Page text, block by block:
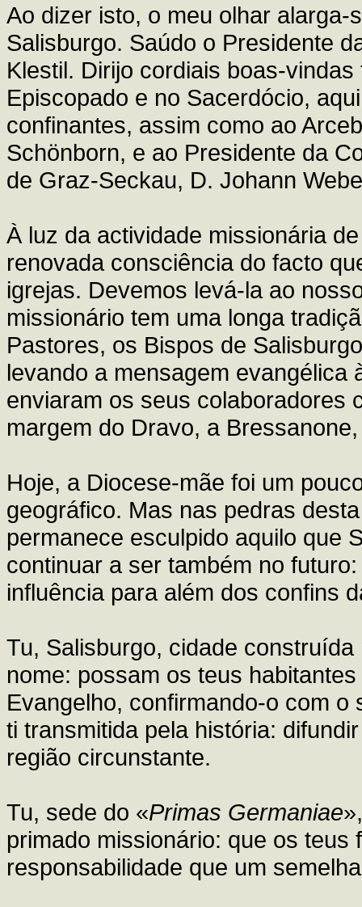
Ao dizer isto, o meu olhar
Salisburgo. Saúdo o Presidente
Klestil. Dirijo cordiais boas-
Episcopado e no Sacerdócio,
confinantes, assim como ao
Schönborn, e ao Presidente da
de Graz-Seckau, D. Johann
À luz da actividade missionária
renovada consciência do facto
igrejas. Devemos levá-la ao
missionário tem uma longa
Pastores, os Bispos de
levando a mensagem evangélica
enviaram os seus colaboradores
margem do Dravo, a
Hoje, a Diocese-mãe foi um
geográfico. Mas nas pedras
permanece esculpido aquilo que
continuar a ser também no
influência para além dos confins
Tu, Salisburgo, cidade
nome: possam os teus
Evangelho, confirmando-o com
ti transmitida pela história:
região circunstante.
Tu, sede do «Primas Germaniae
primado missionário: que os
responsabilidade que um